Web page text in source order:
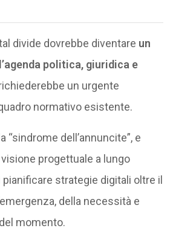
divide dovrebbe diventare un
politica, giuridica e
un urgente
normativo esistente.
“sindrome dell’annuncite”, e
progettuale a lungo
strategie digitali oltre il
della necessità e
momento.